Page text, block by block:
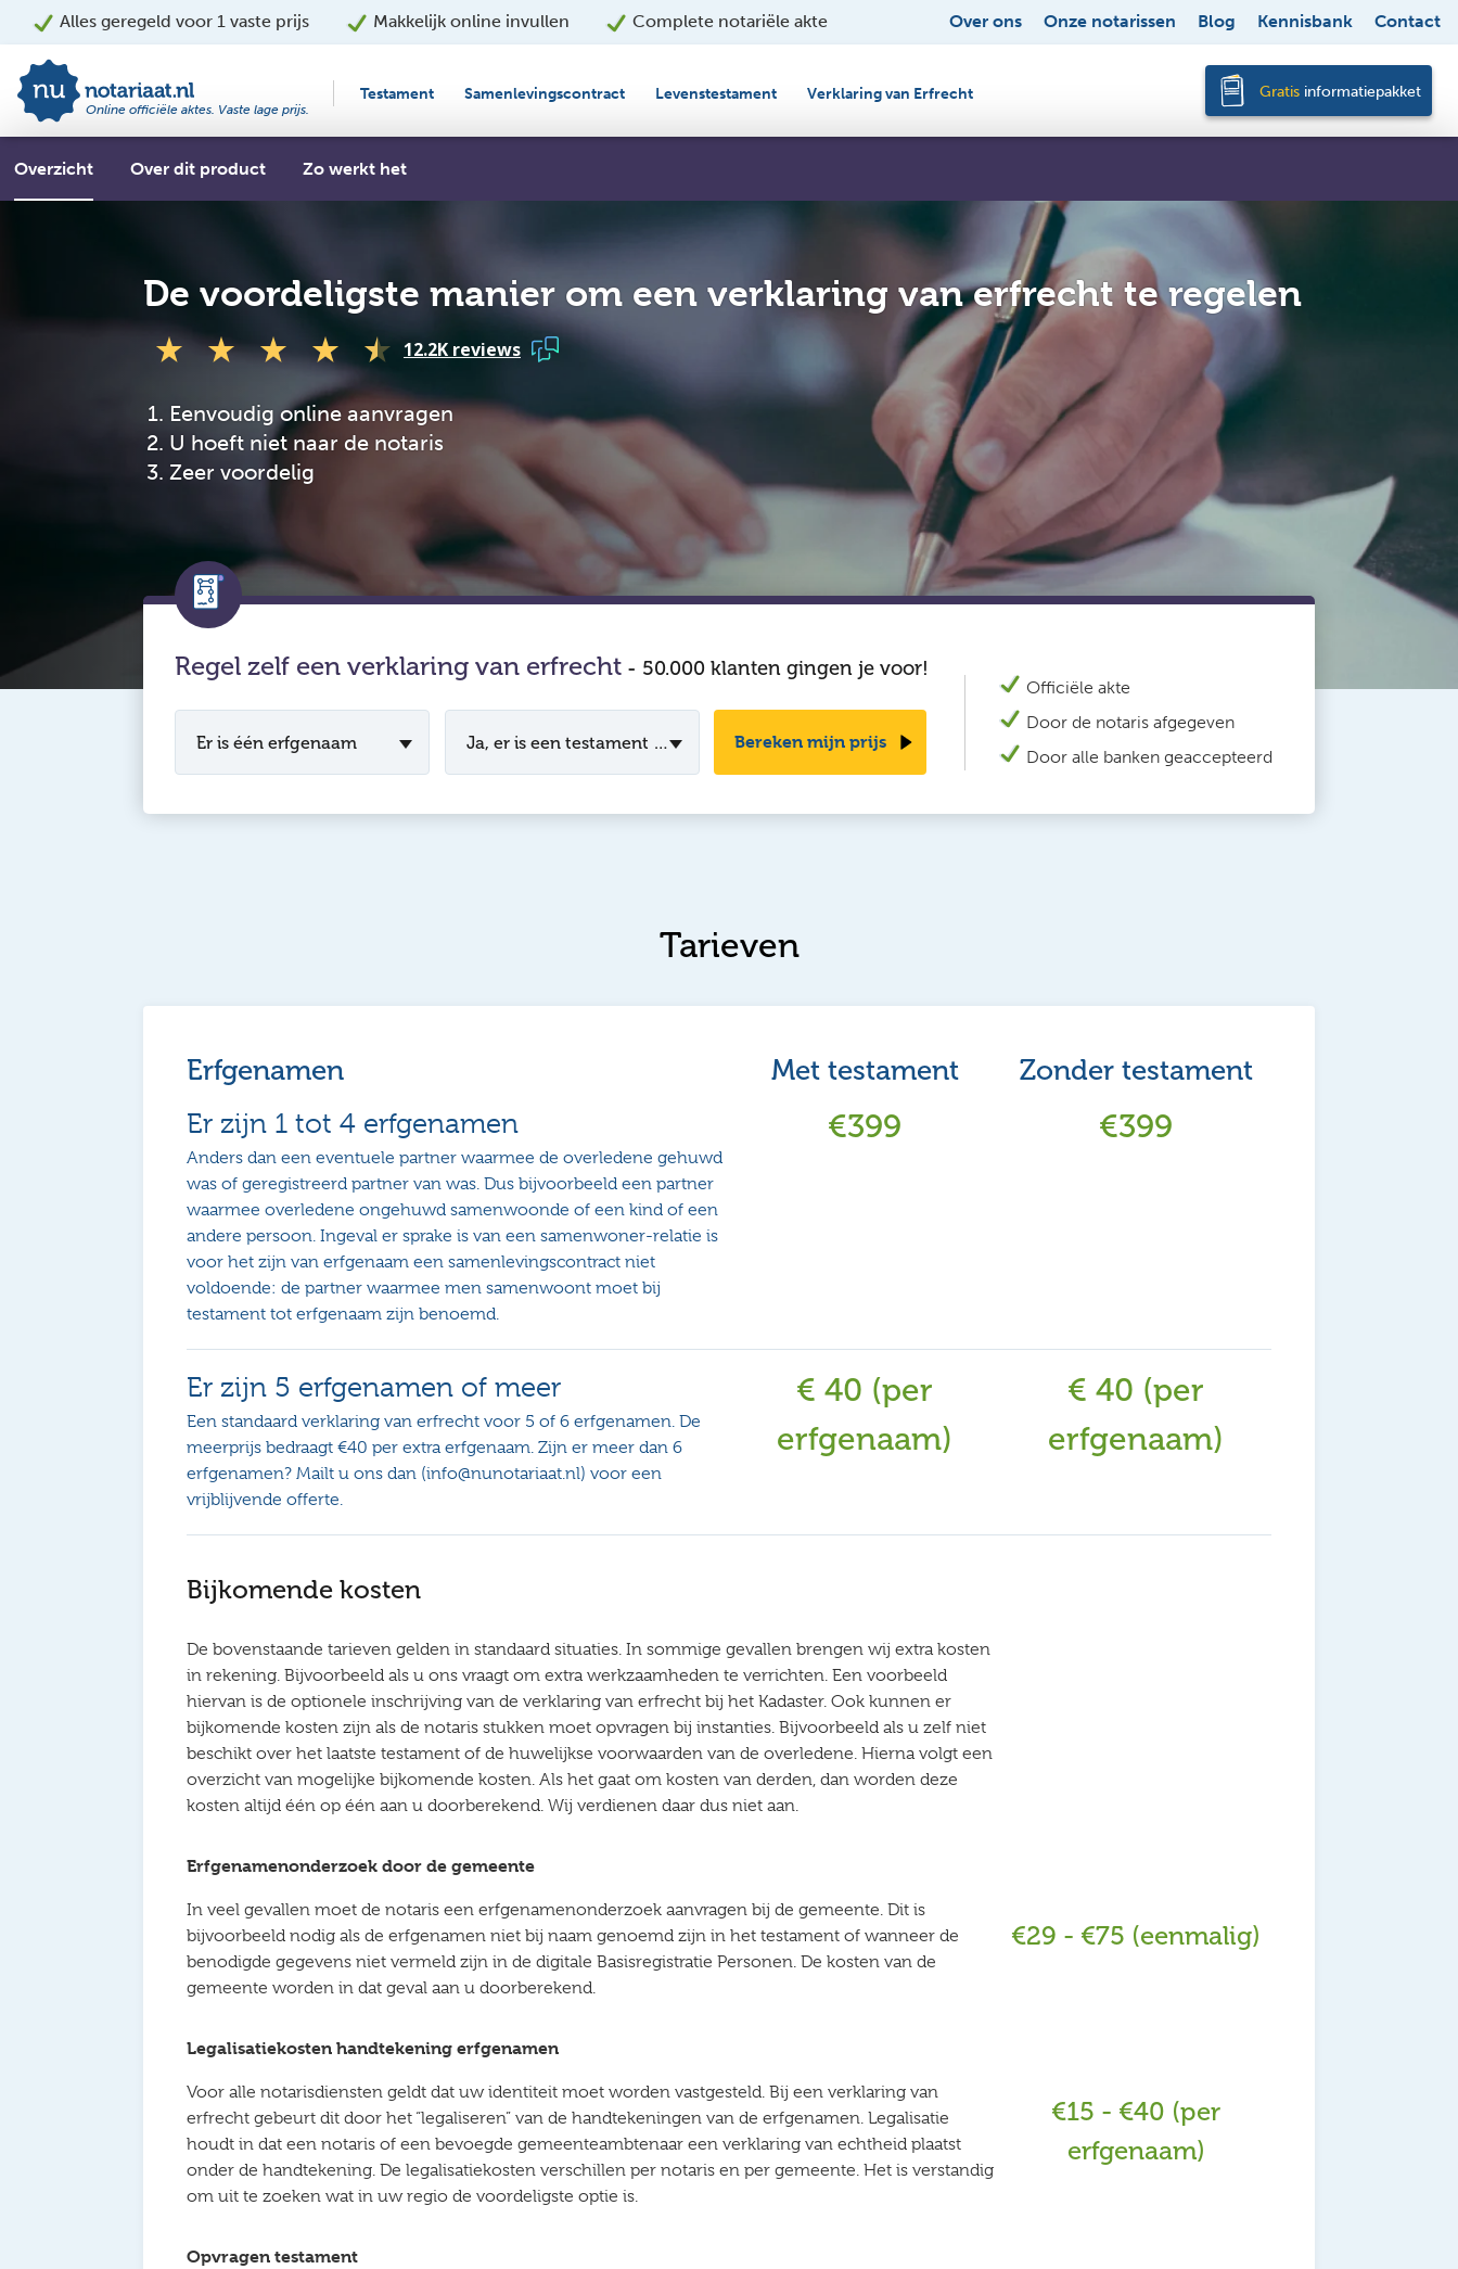
Alles geregeld voor 1 vaste prijs Makkelijk online invullen Complete notariële akte Over ons Onze notarissen Blog Kennisbank Contact
Online officiële aktes. Vaste lage prijs.
Testament Samenlevingscontract Levenstestament Verklaring van Erfrecht Gratis informatiepakket
Overzicht Over dit product Zo werkt het
De voordeligste manier om een verklaring van erfrecht te regelen
12.2K reviews
Eenvoudig online aanvragen
U hoeft niet naar de notaris
Zeer voordelig
Regel zelf een verklaring van erfrecht- 50.000 klanten gingen je voor!
Er is één erfgenaam Ja, er is een testament aanwezig Bereken mijn prijs
Officiële akte
Door de notaris afgegeven
Door alle banken geaccepteerd
Tarieven
Erfgenamen
Er zijn 1 tot 4 erfgenamen
Anders dan een eventuele partner waarmee de overledene gehuwd
was of geregistreerd partner van was. Dus bijvoorbeeld een partner
waarmee overledene ongehuwd samenwoonde of een kind of een
andere persoon. Ingeval er sprake is van een samenwoner-relatie is
voor het zijn van erfgenaam een samenlevingscontract niet
voldoende: de partner waarmee men samenwoont moet bij
testament tot erfgenaam zijn benoemd.
Met testament
€399
Zonder testament
€399
Er zijn 5 erfgenamen of meer
Een standaard verklaring van erfrecht voor 5 of 6 erfgenamen. De
meerprijs bedraagt €40 per extra erfgenaam. Zijn er meer dan 6
erfgenamen? Mailt u ons dan (info@nunotariaat.nl) voor een
vrijblijvende offerte.
€ 40 (per
erfgenaam)
€ 40 (per
erfgenaam)
Bijkomende kosten
De bovenstaande tarieven gelden in standaard situaties. In sommige gevallen brengen wij extra kosten
in rekening. Bijvoorbeeld als u ons vraagt om extra werkzaamheden te verrichten. Een voorbeeld
hiervan is de optionele inschrijving van de verklaring van erfrecht bij het Kadaster. Ook kunnen er
bijkomende kosten zijn als de notaris stukken moet opvragen bij instanties. Bijvoorbeeld als u zelf niet
beschikt over het laatste testament of de huwelijkse voorwaarden van de overledene. Hierna volgt een
overzicht van mogelijke bijkomende kosten. Als het gaat om kosten van derden, dan worden deze
kosten altijd één op één aan u doorberekend. Wij verdienen daar dus niet aan.
Erfgenamenonderzoek door de gemeente
In veel gevallen moet de notaris een erfgenamenonderzoek aanvragen bij de gemeente. Dit is
bijvoorbeeld nodig als de erfgenamen niet bij naam genoemd zijn in het testament of wanneer de
benodigde gegevens niet vermeld zijn in de digitale Basisregistratie Personen. De kosten van de
gemeente worden in dat geval aan u doorberekend.
€29 - €75 (eenmalig)
Legalisatiekosten handtekening erfgenamen
Voor alle notarisdiensten geldt dat uw identiteit moet worden vastgesteld. Bij een verklaring van
erfrecht gebeurt dit door het “legaliseren” van de handtekeningen van de erfgenamen. Legalisatie
houdt in dat een notaris of een bevoegde gemeenteambtenaar een verklaring van echtheid plaatst
onder de handtekening. De legalisatiekosten verschillen per notaris en per gemeente. Het is verstandig
om uit te zoeken wat in uw regio de voordeligste optie is.
€15 - €40 (per
erfgenaam)
Opvragen testament